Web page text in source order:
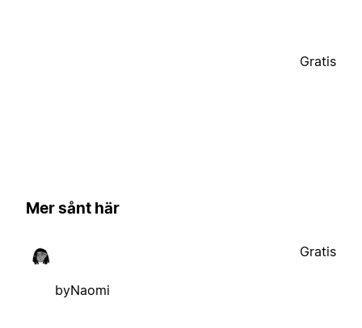
Gratis
Mer sånt här
byNaomi
Gratis